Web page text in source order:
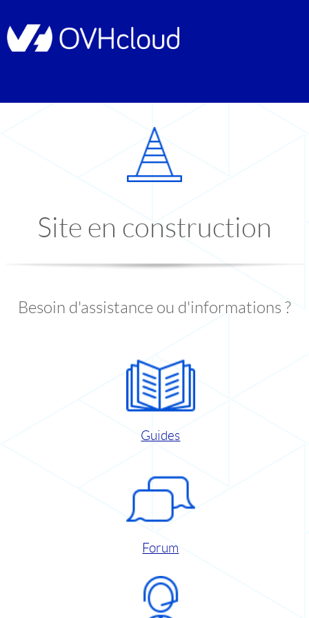
Site en construction
Besoin d'assistance ou d'informations ?
Guides
Forum